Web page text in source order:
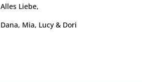
Alles Liebe,
Dana, Mia, Lucy & Dori